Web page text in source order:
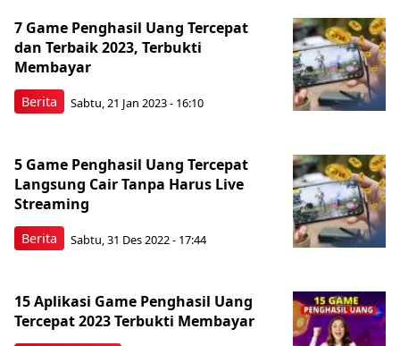
Berita
7 Game Penghasil Uang Tercepat
dan Terbaik 2023, Terbukti
Membayar
Sabtu, 21 Jan 2023 - 16:10
Berita
5 Game Penghasil Uang Tercepat
Langsung Cair Tanpa Harus Live
Streaming
Sabtu, 31 Des 2022 - 17:44
15 Aplikasi Game Penghasil Uang
Tercepat 2023 Terbukti Membayar